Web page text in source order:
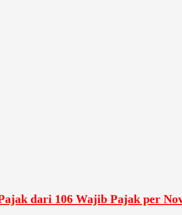
dari 106 Wajib Pajak per